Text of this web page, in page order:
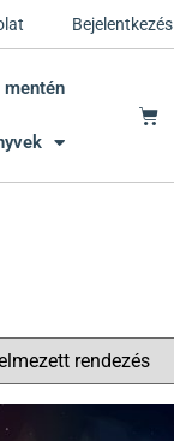
Bejelentkezés
mentén